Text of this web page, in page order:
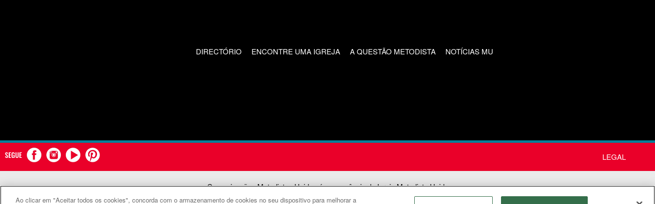
DIRECTÓRIO ENCONTRE UMA IGREJA A QUESTÃO METODISTA NOTÍCIAS MU
SEGUE LEGAL
Comunicações Metodistas Unidas é uma agência da Igreja Metodista Unida
©2026Comunicações Metodistas Unidas. Todos os direitos reservados
Ao clicar em "Aceitar todos os cookies", concorda com o armazenamento de cookies no seu dispositivo para melhorar a